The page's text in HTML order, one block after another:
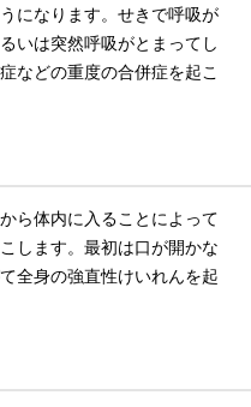
になります。せきで呼吸が
いは突然呼吸がとまってし
などの重度の合併症を起こ
ら体内に入ることによって
します。最初は口が開かな
全身の強直性けいれんを起